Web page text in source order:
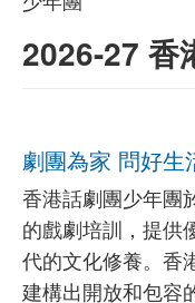
2026-27 香
劇團為家 問好生
香港話劇團少年團
的戲劇培訓，提供
代的文化修養。香
建構出開放和包容